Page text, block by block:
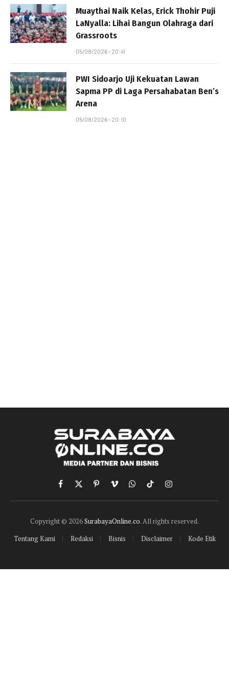
Muaythai Naik Kelas, Erick Thohir Puji
LaNyalla: Lihai Bangun Olahraga dari
Grassroots
05/08/2026 - 20:41
PWI Sidoarjo Uji Kekuatan Lawan
Sapma PP di Laga Persahabatan Ben’s
Arena
05/08/2026 - 20:10
Facebook
X
(Twitter)
PinterestVimeoWhatsApp
TikTokInstagram
Copyright © 2026SurabayaOnline.co. All rights reserved.
Tentang Kami
Redaksi Bisnis Disclaimer Kode Etik